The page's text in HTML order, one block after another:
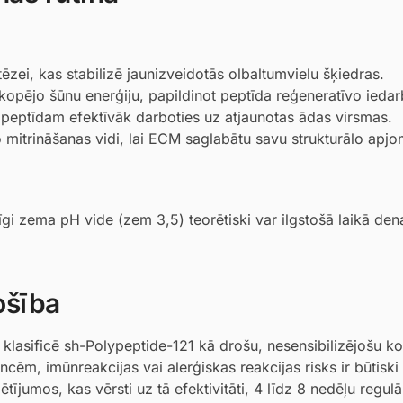
kas stabilizē jaunizveidotās olbaltumvielu šķiedras.
šūnu enerģiju, papildinot peptīda reģeneratīvo
efektīvāk darboties uz atjaunotas ādas virsmas.
vidi, lai ECM saglabātu savu strukturālo
zema pH vide (zem 3,5) teorētiski var ilgstošā laikā
sh-Polypeptide-121 kā drošu, nesensibilizējošu
imūnreakcijas vai alerģiskas reakcijas risks ir būtiski
kas vērsti uz tā efektivitāti, 4 līdz 8 nedēļu